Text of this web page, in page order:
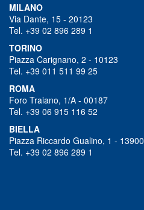
MILANO
Via Dante, 15 - 20123
Tel. +39 02 896 289 1
TORINO
Piazza Carignano, 2 - 10123
Tel. +39 011 511 99 25
ROMA
Foro Traiano, 1/A - 00187
Tel. +39 06 915 116 52
BIELLA
Piazza Riccardo Gualino, 1 - 13900
Tel. +39 02 896 289 1